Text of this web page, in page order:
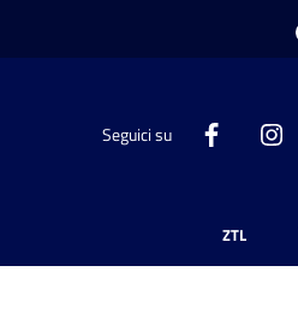
Seguici su
ZTL